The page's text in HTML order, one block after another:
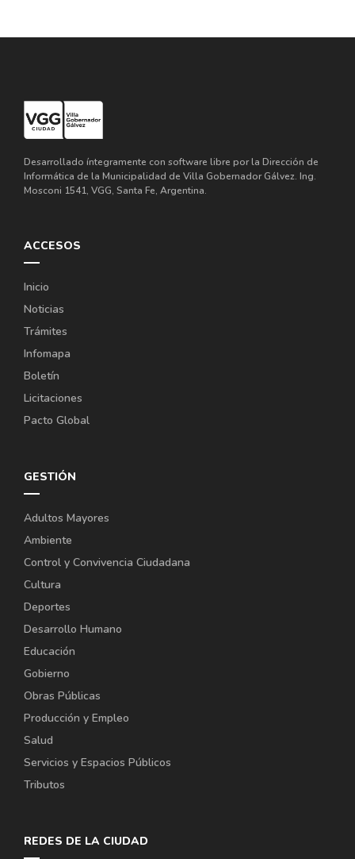
Desarrollado íntegramente con software libre por la Dirección de
Informática de la Municipalidad de Villa Gobernador Gálvez. Ing.
Mosconi 1541, VGG, Santa Fe, Argentina.
ACCESOS
Inicio
Noticias
Trámites
Infomapa
Boletín
Licitaciones
Pacto Global
GESTIÓN
Adultos Mayores
Ambiente
Control y Convivencia Ciudadana
Cultura
Deportes
Desarrollo Humano
Educación
Gobierno
Obras Públicas
Producción y Empleo
Salud
Servicios y Espacios Públicos
Tributos
REDES DE LA CIUDAD